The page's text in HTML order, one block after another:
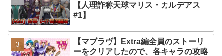
【人理詐称天球マリス・カルデアス
#1】
【マブラヴ】Extra編全員のストーリ
ーをクリアしたので、各キャラの攻略